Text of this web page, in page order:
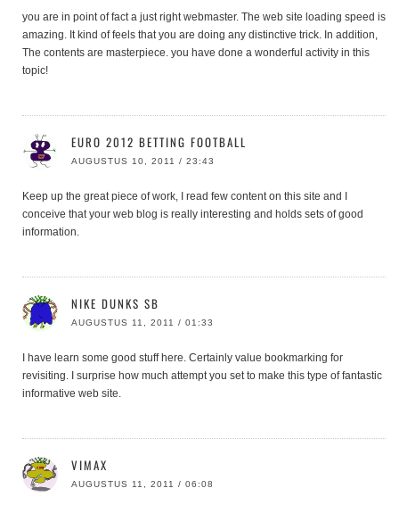
you are in point of fact a just right webmaster. The web site loading speed is
amazing. It kind of feels that you are doing any distinctive trick. In addition,
The contents are masterpiece. you have done a wonderful activity in this
topic!
EURO 2012 BETTING FOOTBALL
AUGUSTUS 10, 2011 / 23:43
Keep up the great piece of work, I read few content on this site and I
conceive that your web blog is really interesting and holds sets of good
information.
NIKE DUNKS SB
AUGUSTUS 11, 2011 / 01:33
I have learn some good stuff here. Certainly value bookmarking for
revisiting. I surprise how much attempt you set to make this type of fantastic
informative web site.
VIMAX
AUGUSTUS 11, 2011 / 06:08